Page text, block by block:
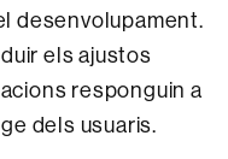
desenvolupament.
els ajustos
responguin a
dels usuaris.